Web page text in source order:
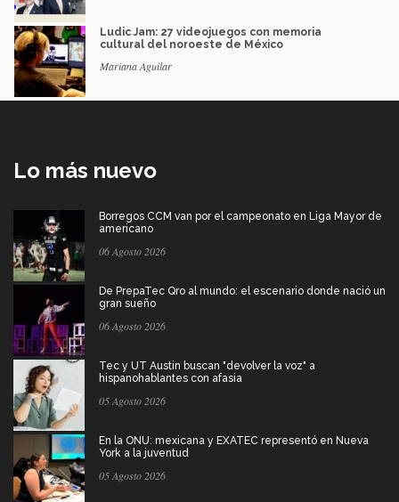
Ludic Jam: 27 videojuegos con memoria
cultural del noroeste de México
Mariana Aguilar
Lo más nuevo
Borregos CCM van por el campeonato en Liga Mayor de
americano
06 Agosto 2026
De PrepaTec Qro al mundo: el escenario donde nació un
gran sueño
06 Agosto 2026
Tec y UT Austin buscan "devolver la voz" a
hispanohablantes con afasia
05 Agosto 2026
En la ONU: mexicana y EXATEC representó en Nueva
York a la juventud
05 Agosto 2026